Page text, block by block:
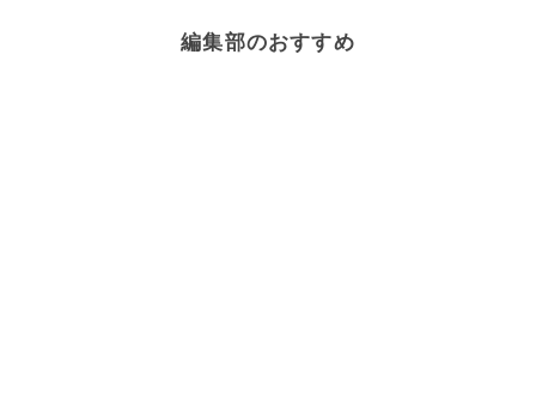
編集部のおすすめ